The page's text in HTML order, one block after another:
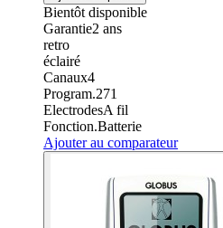
Bientôt disponible
Garantie2 ans
retro
éclairé
Canaux4
Program.271
ElectrodesA fil
Fonction.Batterie
Ajouter au comparateur